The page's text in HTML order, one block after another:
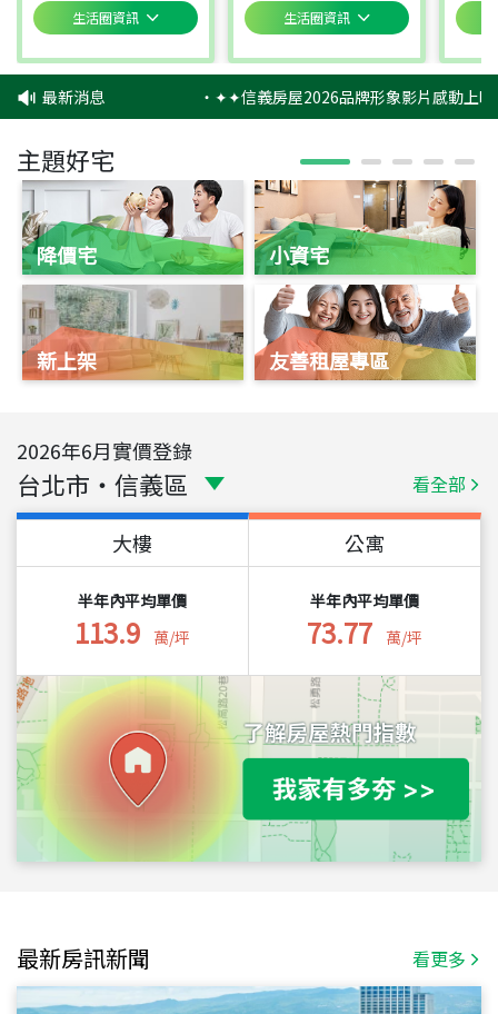
生活圈資訊 生活圈資訊
最新消息 ‧✦✦信義房屋2026品牌形象影片感動上
主題好宅
降價宅
新上架
小資宅
友善租屋專區
2026年6月實價登錄
台北市 ・ 信義區 看全部
大樓
半年內平均單價
113.9 萬/坪
公寓
半年內平均單價
73.77 萬/坪
最新房訊新聞 看更多